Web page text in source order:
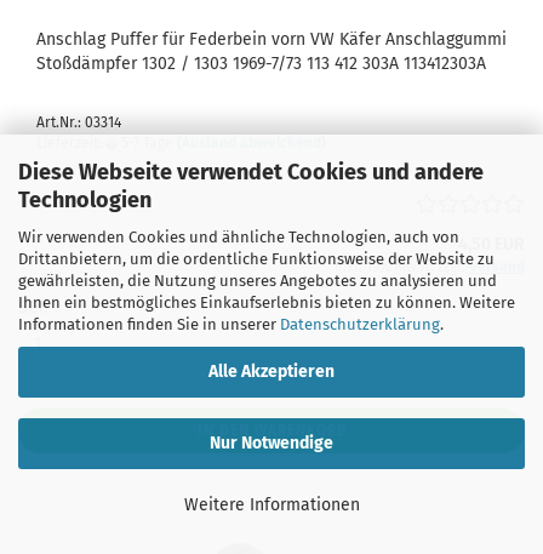
Diese Webseite verwendet Cookies und andere
Technologien
Wir verwenden Cookies und ähnliche Technologien, auch von
Drittanbietern, um die ordentliche Funktionsweise der Website zu
gewährleisten, die Nutzung unseres Angebotes zu analysieren und
Ihnen ein bestmögliches Einkaufserlebnis bieten zu können. Weitere
Informationen finden Sie in unserer Datenschutzerklärung.
Alle Akzeptieren
Nur Notwendige
Weitere Informationen
Anschlag Puffer für Federbein vorn VW Käfer Anschlaggummi
Stoßdämpfer 1302 / 1303 1969-7/73 113 412 303A 113412303A
Art.Nr.: 03314
inkl. 19% MwSt. zzgl.Versand
SET:
IN DEN WARENKORB